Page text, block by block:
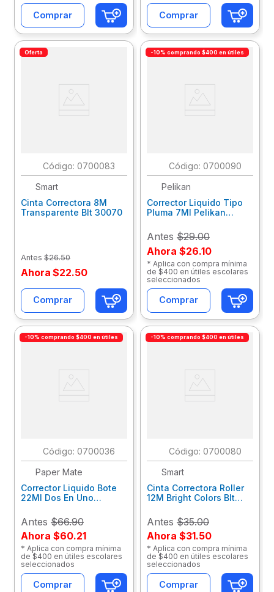
Comprar Comprar
Oferta
: 0700083
Smart
Cinta Correctora 8M
Transparente Blt 30070
Antes $26.50
Ahora $22.50
Comprar
-10% comprando $400 en útiles
: 0700090
Pelikan
Corrector Liquido Tipo
Pluma 7Ml Pelikan
Antes $29.00
Ahora $26.10
* Aplica con compra mínima
de $400 en útiles escolares
seleccionados
Comprar
-10% comprando $400 en útiles
: 0700036
Paper Mate
Corrector Liquido Bote
22Ml Dos En Uno
Las1317769
Antes $66.90
Ahora $60.21
* Aplica con compra mínima
de $400 en útiles escolares
seleccionados
Comprar
-10% comprando $400 en útiles
: 0700080
Smart
Cinta Correctora Roller
12M Bright Colors Blt
Antes $35.00
Ahora $31.50
* Aplica con compra mínima
de $400 en útiles escolares
seleccionados
Comprar